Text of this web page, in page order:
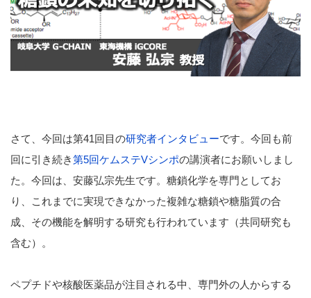
さて、今回は第41回目の研究者インタビューです。今回も前
回に引き続き第5回ケムステVシンポの講演者にお願いしまし
た。今回は、安藤弘宗先生です。糖鎖化学を専門としてお
り、これまでに実現できなかった複雑な糖鎖や糖脂質の合
成、その機能を解明する研究も行われています（共同研究も
含む）。
ペプチドや核酸医薬品が注目される中、専門外の人からする